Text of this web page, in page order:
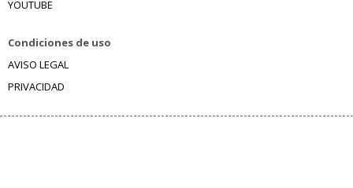
YOUTUBE
Condiciones de uso
AVISO LEGAL
PRIVACIDAD